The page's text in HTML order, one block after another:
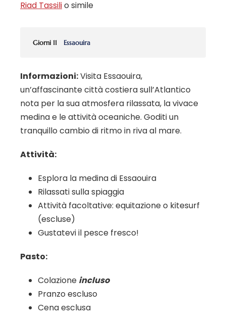
Riad Tassilio simile
Giorni 11 Essaouira
Informazioni:Visita Essaouira,
un’affascinante città costiera sull’Atlantico
nota per la sua atmosfera rilassata, la vivace
medina e le attività oceaniche. Goditi un
tranquillo cambio di ritmo in riva al mare.
Attività:
Esplora la medina di Essaouira
Rilassati sulla spiaggia
Attività facoltative: equitazione o kitesurf
(escluse)
Gustatevi il pesce fresco!
Pasto:
Colazione incluso
Pranzo escluso
Cena esclusa